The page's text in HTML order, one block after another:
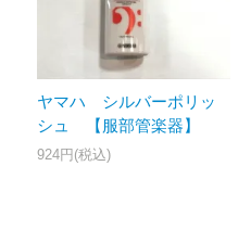
ヤマハ シルバーポリッ
シュ 【服部管楽器】
924円(税込)